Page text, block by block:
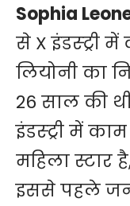
Sophia
से X इंडस्ट्री
लियोनी का
26 साल की
इंडस्ट्री में
महिला स्टार
इससे पहले